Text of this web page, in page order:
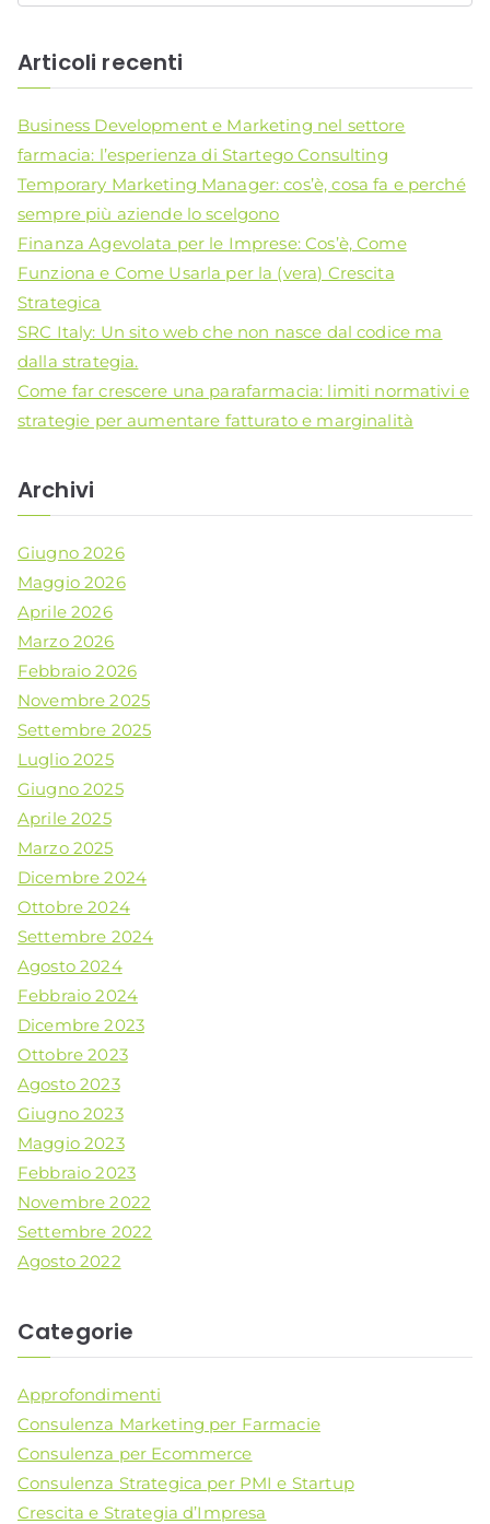
Articoli recenti
Business Development e Marketing nel settore
farmacia: l’esperienza di Startego Consulting
Temporary Marketing Manager: cos’è, cosa fa e perché
sempre più aziende lo scelgono
Finanza Agevolata per le Imprese: Cos’è, Come
Funziona e Come Usarla per la (vera) Crescita
Strategica
SRC Italy: Un sito web che non nasce dal codice ma
dalla strategia.
Come far crescere una parafarmacia: limiti normativi e
strategie per aumentare fatturato e marginalità
Archivi
Giugno 2026
Maggio 2026
Aprile 2026
Marzo 2026
Febbraio 2026
Novembre 2025
Settembre 2025
Luglio 2025
Giugno 2025
Aprile 2025
Marzo 2025
Dicembre 2024
Ottobre 2024
Settembre 2024
Agosto 2024
Febbraio 2024
Dicembre 2023
Ottobre 2023
Agosto 2023
Giugno 2023
Maggio 2023
Febbraio 2023
Novembre 2022
Settembre 2022
Agosto 2022
Categorie
Approfondimenti
Consulenza Marketing per Farmacie
Consulenza per Ecommerce
Consulenza Strategica per PMI e Startup
Crescita e Strategia d’Impresa